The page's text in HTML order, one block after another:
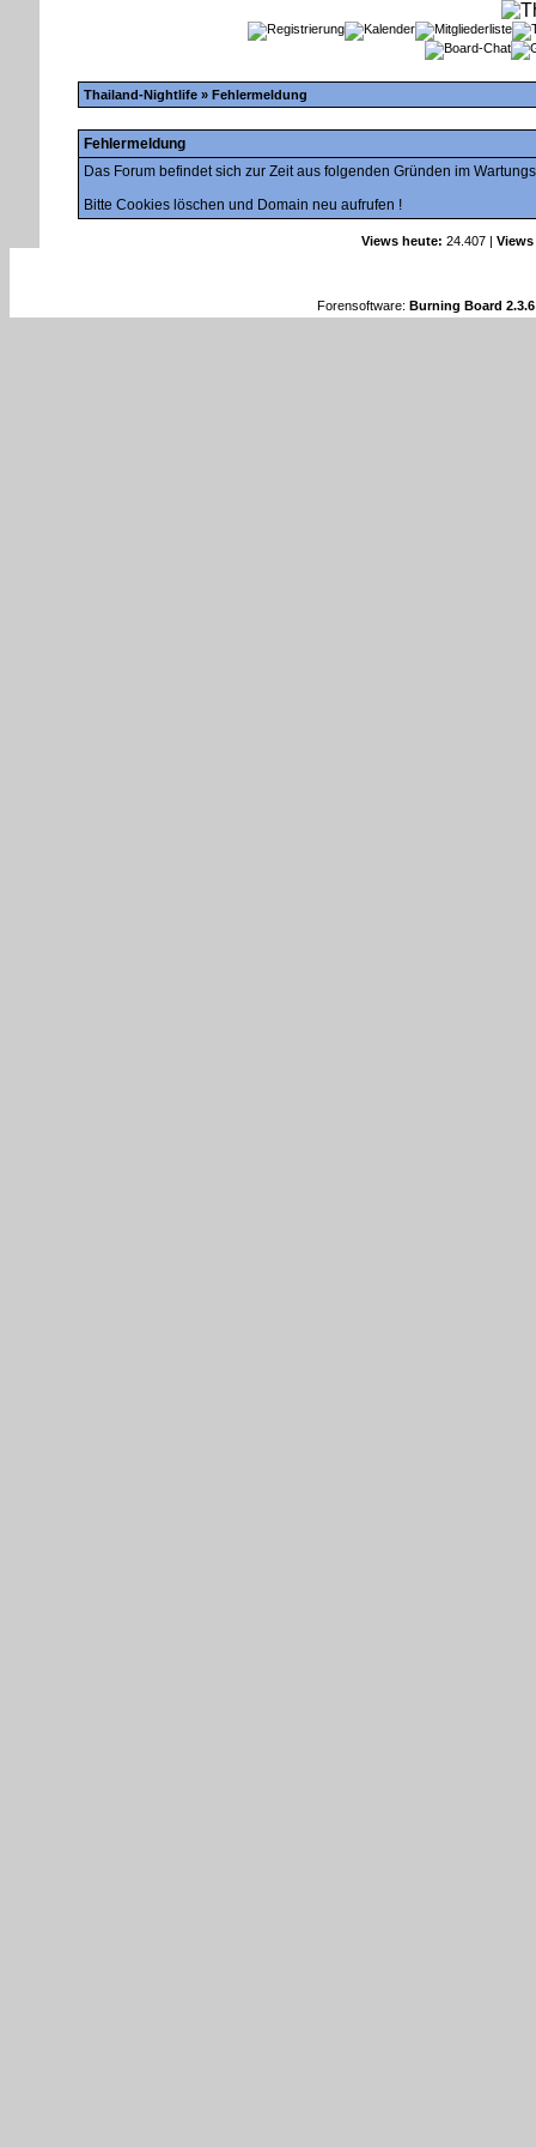
Thailand-Nightlife » Fehlermeldung
Fehlermeldung
Das Forum befindet sich zur Zeit aus folgenden Gründen im
Bitte Cookies löschen und Domain neu aufrufen !
Views heute: 24.407 |
Forensoftware: Burning Board 2.3.6